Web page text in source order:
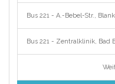
Bus 221 - A.-Bebel-Str.,
Bus 221 - Zentralklinik, Bad